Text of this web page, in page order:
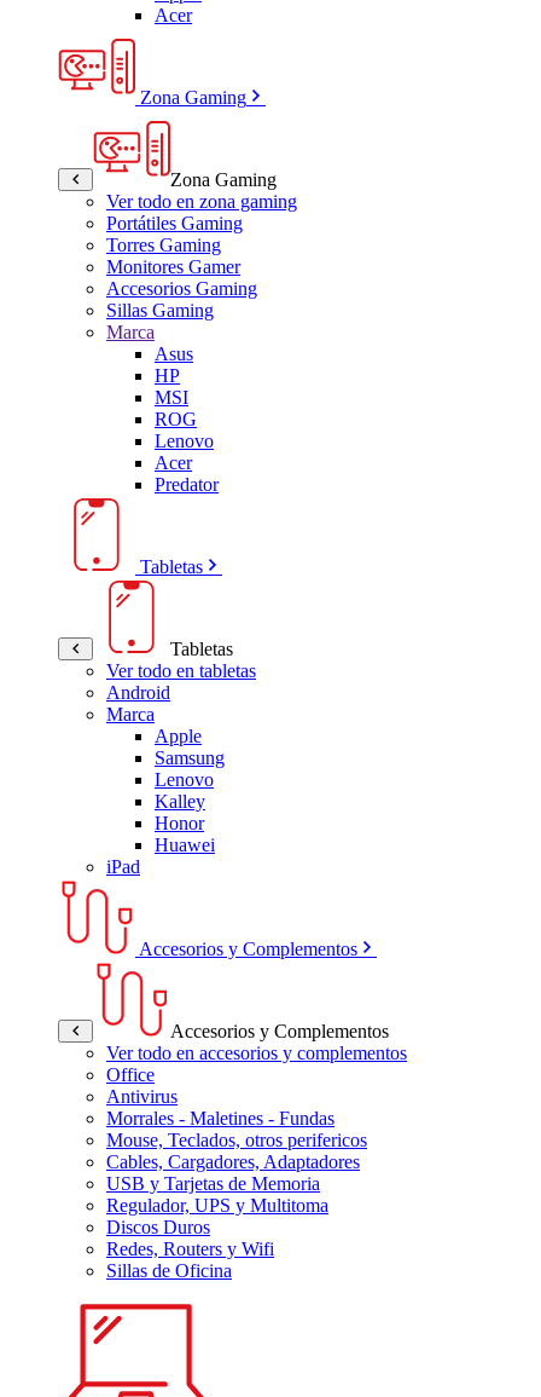
Acer
Zona Gaming
Zona Gaming
Ver todo en zona gaming
Portátiles Gaming
Torres Gaming
Monitores Gamer
Accesorios Gaming
Sillas Gaming
Marca
Asus
HP
MSI
ROG
Lenovo
Acer
Predator
Tabletas
Tabletas
Ver todo en tabletas
Android
Marca
Apple
Samsung
Lenovo
Kalley
Honor
Huawei
iPad
Accesorios y Complementos
Accesorios y Complementos
Ver todo en accesorios y complementos
Office
Antivirus
Morrales - Maletines - Fundas
Mouse, Teclados, otros perifericos
Cables, Cargadores, Adaptadores
USB y Tarjetas de Memoria
Regulador, UPS y Multitoma
Discos Duros
Redes, Routers y Wifi
Sillas de Oficina